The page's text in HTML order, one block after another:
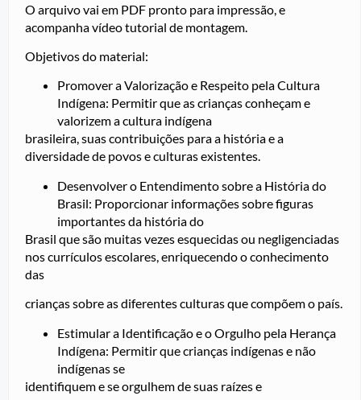
O arquivo vai em PDF pronto para impressão, e
acompanha vídeo tutorial de montagem.
Objetivos do material:
Promover a Valorização e Respeito pela Cultura
Indígena: Permitir que as crianças conheçam e
valorizem a cultura indígena
brasileira, suas contribuições para a história e a
diversidade de povos e culturas existentes.
Desenvolver o Entendimento sobre a História do
Brasil: Proporcionar informações sobre figuras
importantes da história do
Brasil que são muitas vezes esquecidas ou negligenciadas
nos currículos escolares, enriquecendo o conhecimento
das
crianças sobre as diferentes culturas que compõem o país.
Estimular a Identificação e o Orgulho pela Herança
Indígena: Permitir que crianças indígenas e não
indígenas se
identifiquem e se orgulhem de suas raízes e